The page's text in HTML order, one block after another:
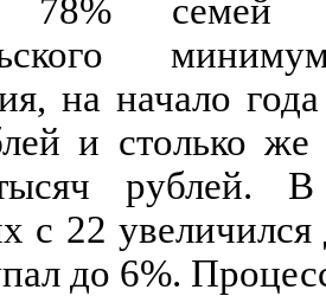
78%
на начало
и столько
рублей. В
с 22 увеличился
до 6%.